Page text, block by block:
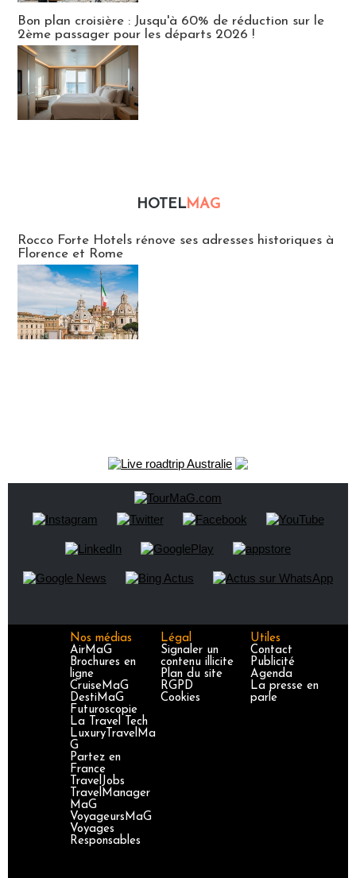
Bon plan croisière : Jusqu'à 60% de réduction sur le
2ème passager pour les départs 2026 !
HOTELMAG
Rocco Forte Hotels rénove ses adresses historiques à
Florence et Rome
Nos médias
AirMaG
Brochures en
ligne
CruiseMaG
DestiMaG
Futuroscopie
La Travel Tech
LuxuryTravelMa
G
Partez en
France
TravelJobs
TravelManager
MaG
VoyageursMaG
Voyages
Responsables
Légal
Signaler un
contenu illicite
Plan du site
RGPD
Cookies
Utiles
Contact
Publicité
Agenda
La presse en
parle